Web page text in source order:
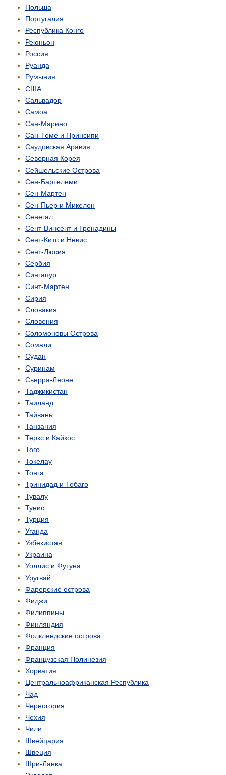
Польша
Португалия
Республика Конго
Реюньон
Россия
Руанда
Румыния
США
Сальвадор
Самоа
Сан-Марино
Сан-Томе и Принсипи
Саудовская Аравия
Северная Корея
Сейшельские Острова
Сен-Бартелеми
Сен-Мартен
Сен-Пьер и Микелон
Сенегал
Сент-Винсент и Гренадины
Сент-Китс и Невис
Сент-Люсия
Сербия
Сингапур
Синт-Мартен
Сирия
Словакия
Словения
Соломоновы Острова
Сомали
Судан
Суринам
Сьерра-Леоне
Таджикистан
Таиланд
Тайвань
Танзания
Теркс и Кайкос
Того
Токелау
Тонга
Тринидад и Тобаго
Тувалу
Тунис
Турция
Уганда
Узбекистан
Украина
Уоллис и Футуна
Уругвай
Фарерские острова
Фиджи
Филиппины
Финляндия
Фолклендские острова
Франция
Французская Полинезия
Хорватия
Центрально­африканская Республика
Чад
Черногория
Чехия
Чили
Швейцария
Швеция
Шри-Ланка